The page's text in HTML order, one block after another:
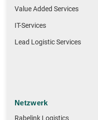
Value Added Services
IT-Services
Lead Logistic Services
Netzwerk
Rabelink Logistics